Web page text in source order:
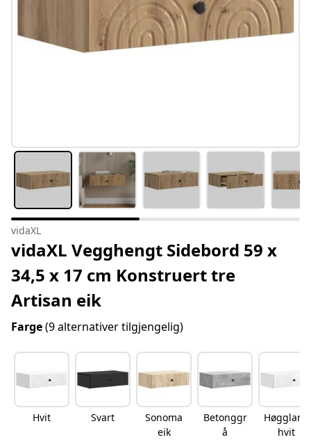
vidaXL
vidaXL Vegghengt Sidebord 59 x
34,5 x 17 cm Konstruert tre
Artisan eik
Farge(9 alternativer tilgjengelig)
Hvit Svart
Sonoma
eik
Betonggr
å
Høgglans
hvit